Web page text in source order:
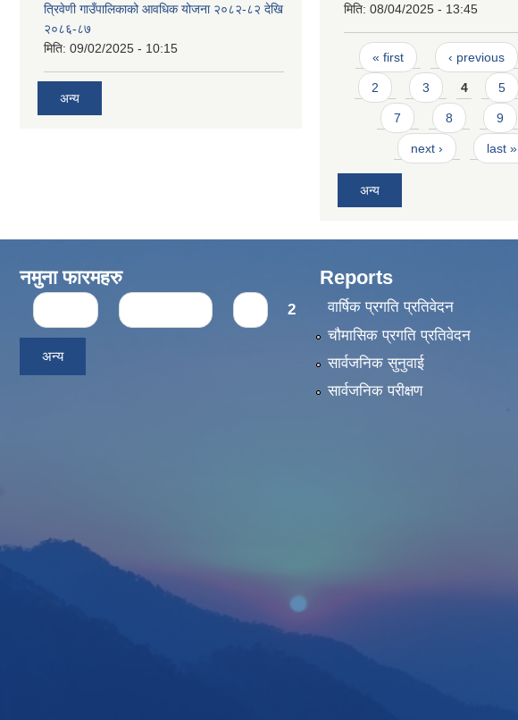
त्रिवेणी गाउँपालिकाको आवधिक योजना २०८२-८२ देखि
२०८६-८७
मिति: 09/02/2025 - 10:15
अन्य
मिति: 08/04/2025 - 13:45
Pages
« first ‹ previous
2 3 4 5
7 8 9
next › last »
अन्य
नमुना फारमहरु
Pages 2
अन्य
Reports
वार्षिक प्रगति प्रतिवेदन
चौमासिक प्रगति प्रतिवेदन
सार्वजनिक सुनुवाई
सार्वजनिक परीक्षण